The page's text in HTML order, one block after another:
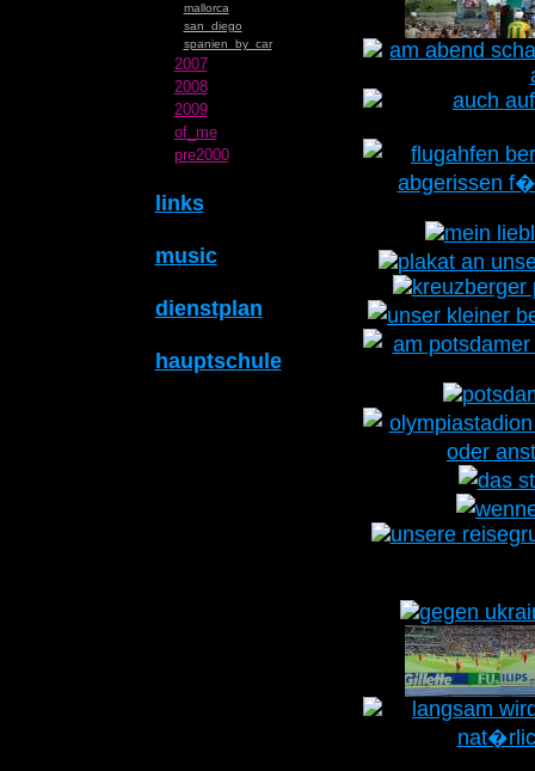
mallorca
san_diego
spanien_by_car
2007
2008
2009
of_me
pre2000
links
music
dienstplan
hauptschule